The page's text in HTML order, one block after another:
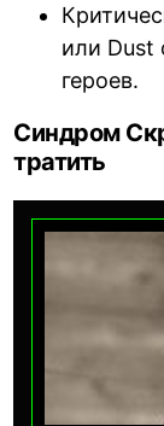
или Dust
героев.
Синдром
тратить